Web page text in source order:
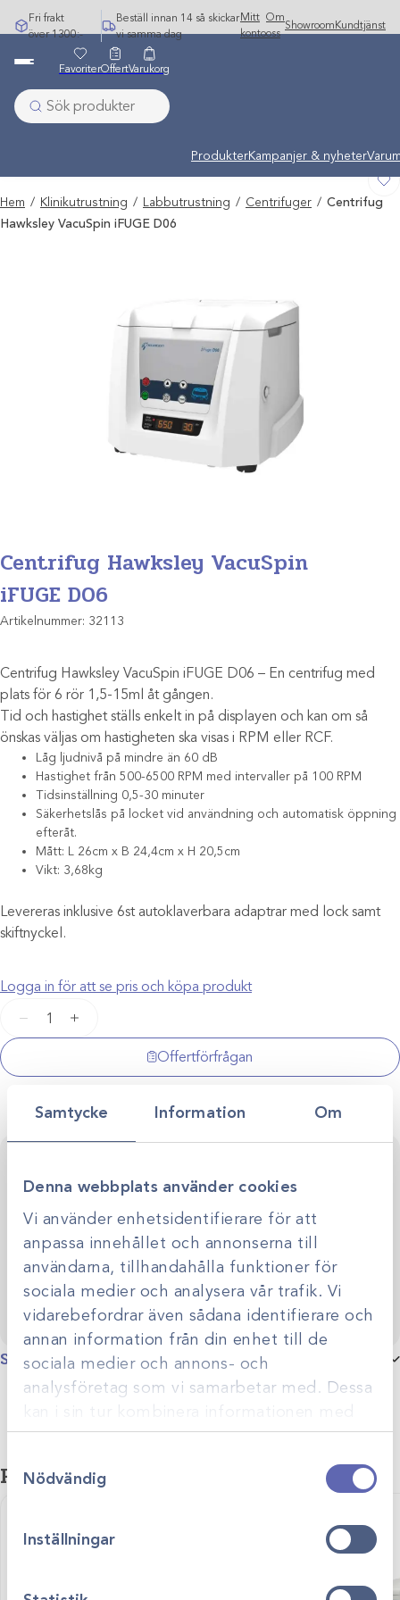
Samtycke Information Om
Denna webbplats använder cookies
Vi använder enhetsidentifierare för att
anpassa innehållet och annonserna till
användarna, tillhandahålla funktioner för
sociala medier och analysera vår trafik. Vi
vidarebefordrar även sådana identifierare och
annan information från din enhet till de
sociala medier och annons- och
analysföretag som vi samarbetar med. Dessa
annan information som du har tillhandahållit
eller som de har samlat in när du har använt
deras tjänster.
Nödvändig
Inställningar
Hoppa
till
Fri frakt
över 1300:-
Beställ innan 14 så skickar
vi samma dag
Mitt
konto
Om
oss
Showroom Kundtjänst
Undermeny stängd: Varumärken
ProdukterKampanjer & nyheter
FavoriterOffertVarukorg
Hem / Klinikutrustning / Labbutrustning / Centrifuger / Centrifug
Hawksley VacuSpin iFUGE D06
Centrifug Hawksley VacuSpin
iFUGE D06
Artikelnummer: 32113
Centrifug Hawksley VacuSpin iFUGE D06 – En centrifug med
plats för 6 rör 1,5-15ml åt gången.
Tid och hastighet ställs enkelt in på displayen och kan om så
önskas väljas om hastigheten ska visas i RPM eller RCF.
Låg ljudnivå på mindre än 60 dB
Hastighet från 500-6500 RPM med intervaller på 100 RPM
Tidsinställning 0,5-30 minuter
Säkerhetslås på locket vid användning och automatisk öppning
efteråt.
Mått: L 26cm x B 24,4cm x H 20,5cm
Vikt: 3,68kg
Levereras inklusive 6st autoklaverbara adaptrar med lock samt
skiftnyckel.
Logga in för att se pris och köpa produkt
Centrifug
VacuSpin
iFUGE
mängd
+
Offertförfrågan
Specifikationer
Vi stöttar dig i allt från produktval till klinikens långsiktiga
utveckling. Genom personlig rådgivning hjälper vi dig
skapa smarta, hållbara lösningar anpassade efter just er
verksamhet.
Relaterade produkter